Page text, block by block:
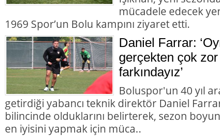
mücadele edecek
1969 Spor’un Bolu kampını ziyaret etti.
Daniel Farrar:
gerçekten çok
farkındayız’
Boluspor'un 40 yıl
getirdiği yabancı teknik direktör Daniel
bilincinde olduklarını belirterek, sezon
en iyisini yapmak için müca..